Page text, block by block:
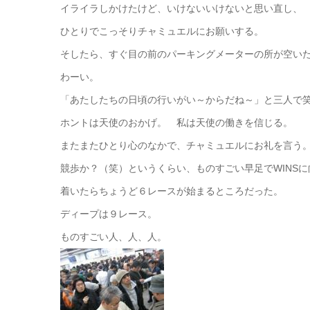
イライラしかけたけど、いけないいけないと思い直し、
ひとりでこっそりチャミュエルにお願いする。
そしたら、すぐ目の前のパーキングメーターの所が空いた
わーい。
「あたしたちの日頃の行いがい～からだね～」と三人で
ホントは天使のおかげ。 私は天使の働きを信じる。
またまたひとり心のなかで、チャミュエルにお礼を言う。
競歩か？（笑）というくらい、ものすごい早足でWINSに
着いたらちょうど６レースが始まるところだった。
ディープは９レース。
ものすごい人、人、人。